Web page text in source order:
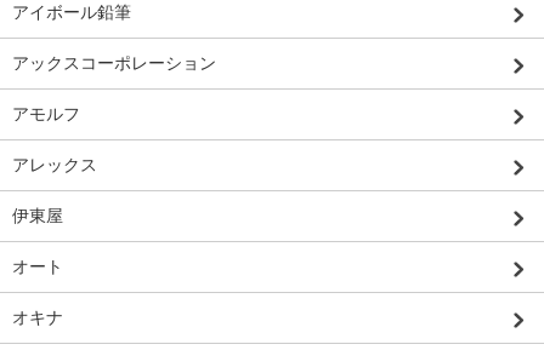
アイボール鉛筆
アックスコーポレーション
アモルフ
アレックス
伊東屋
オート
オキナ